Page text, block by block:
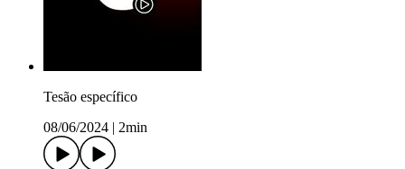
Tesão específico
08/06/2024
2min